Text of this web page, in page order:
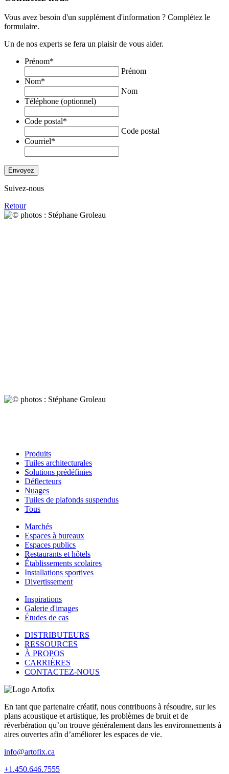
Vous avez besoin d'un supplément d'information ? Complétez le
formulaire.
Un de nos experts se fera un plaisir de vous aider.
Prénom*
Prénom
Nom*
Nom
Téléphone (optionnel)
Code postal*
Code postal
Courriel*
Envoyez
Suivez-nous
Retour
Produits
Tuiles architecturales
Solutions prédéfinies
Déflecteurs
Nuages
Tuiles de plafonds suspendus
Tous
Marchés
Espaces à bureaux
Espaces publics
Restaurants et hôtels
Établissements scolaires
Installations sportives
Divertissement
Inspirations
Galerie d'images
Études de cas
DISTRIBUTEURS
RESSOURCES
À PROPOS
CARRIÈRES
CONTACTEZ-NOUS
En tant que partenaire créatif, nous contribuons à résoudre, sur les
plans acoustique et artistique, les problèmes de bruit et de
réverbération qu’on trouve généralement dans les environnements à
aires ouvertes afin d’améliorer les espaces de vie.
info@artofix.ca
+1.450.646.7555